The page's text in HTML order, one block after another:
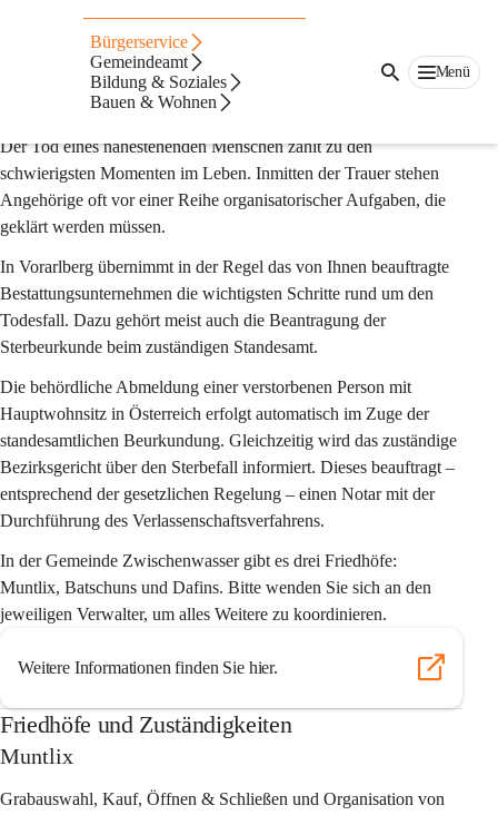
Bürgerservice
Gemeindeamt
Bildung & Soziales
Bauen & Wohnen
Menü
Sterbefall
Der Tod eines nahestehenden Menschen zählt zu den
schwierigsten Momenten im Leben. Inmitten der Trauer stehen
Angehörige oft vor einer Reihe organisatorischer Aufgaben, die
geklärt werden müssen.
In Vorarlberg übernimmt in der Regel das von Ihnen beauftragte
Bestattungsunternehmen die wichtigsten Schritte rund um den
Todesfall. Dazu gehört meist auch die Beantragung der
Sterbeurkunde beim zuständigen Standesamt.
Die behördliche Abmeldung einer verstorbenen Person mit
Hauptwohnsitz in Österreich erfolgt automatisch im Zuge der
standesamtlichen Beurkundung. Gleichzeitig wird das zuständige
Bezirksgericht über den Sterbefall informiert. Dieses beauftragt –
entsprechend der gesetzlichen Regelung – einen Notar mit der
Durchführung des Verlassenschaftsverfahrens.
In der Gemeinde Zwischenwasser gibt es drei Friedhöfe:
Muntlix, Batschuns und Dafins. Bitte wenden Sie sich an den
jeweiligen Verwalter, um alles Weitere zu koordinieren.
Weitere Informationen finden Sie hier.
Friedhöfe und Zuständigkeiten
Muntlix
Grabauswahl, Kauf, Öffnen & Schließen und Organisation von